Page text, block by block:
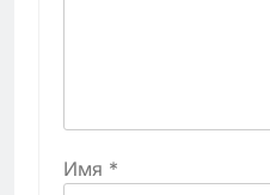
Имя *